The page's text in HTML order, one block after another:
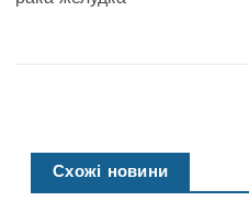
Схожі новини